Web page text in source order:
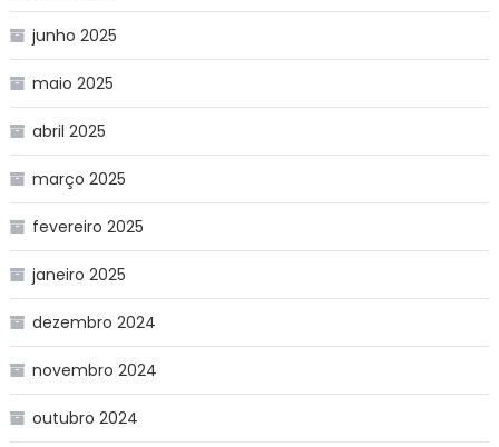
junho 2025
maio 2025
abril 2025
março 2025
fevereiro 2025
janeiro 2025
dezembro 2024
novembro 2024
outubro 2024